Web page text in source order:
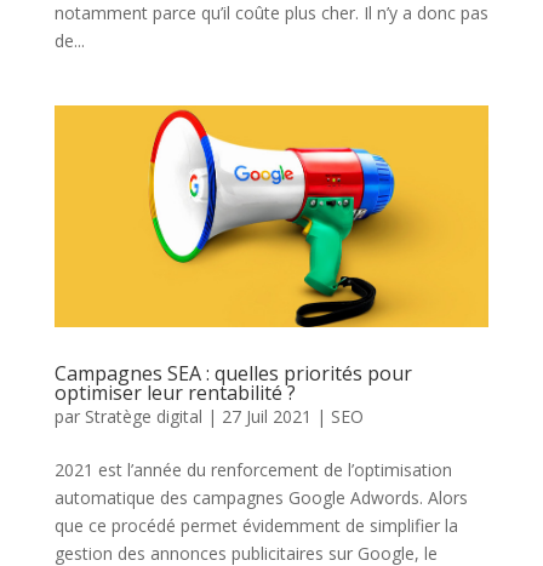
notamment parce qu’il coûte plus cher. Il n’y a donc pas
de...
Campagnes SEA : quelles priorités pour
optimiser leur rentabilité ?
par Stratège digital | 27 Juil 2021 | SEO
2021 est l’année du renforcement de l’optimisation
automatique des campagnes Google Adwords. Alors
que ce procédé permet évidemment de simplifier la
gestion des annonces publicitaires sur Google, le